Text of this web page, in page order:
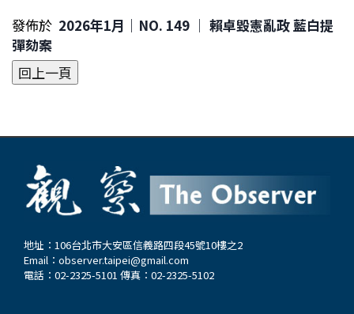
發佈於 2026年1月｜NO. 149 │ 賴卓毀憲亂政 藍白提
彈劾案
地址：106台北市大安區信義路四段45號10樓之2
Email： observer.taipei@gmail.com
電話：02-2325-5101 傳真：02-2325-5102